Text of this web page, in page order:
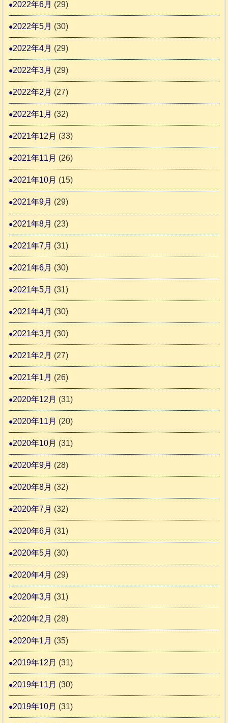
2022年6月 (29)
2022年5月 (30)
2022年4月 (29)
2022年3月 (29)
2022年2月 (27)
2022年1月 (32)
2021年12月 (33)
2021年11月 (26)
2021年10月 (15)
2021年9月 (29)
2021年8月 (23)
2021年7月 (31)
2021年6月 (30)
2021年5月 (31)
2021年4月 (30)
2021年3月 (30)
2021年2月 (27)
2021年1月 (26)
2020年12月 (31)
2020年11月 (20)
2020年10月 (31)
2020年9月 (28)
2020年8月 (32)
2020年7月 (32)
2020年6月 (31)
2020年5月 (30)
2020年4月 (29)
2020年3月 (31)
2020年2月 (28)
2020年1月 (35)
2019年12月 (31)
2019年11月 (30)
2019年10月 (31)